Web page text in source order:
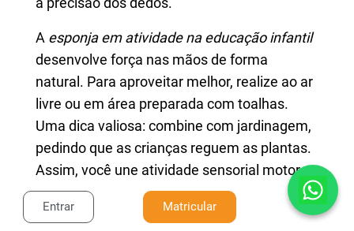
A esponja em atividade na educação infantil
desenvolve força nas mãos de forma
natural. Para aproveitar melhor, realize ao ar
livre ou em área preparada com toalhas.
Uma dica valiosa: combine com jardinagem,
pedindo que as crianças reguem as plantas.
Assim, você une atividade sensorial motora
fina com responsabilidade e cuidado com a
natureza.
Entrar Matricular